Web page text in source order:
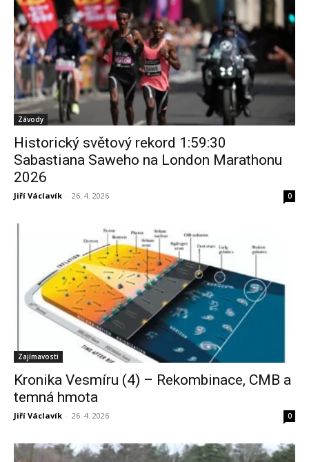
Závody
Historický světový rekord 1:59:30
Sabastiana Saweho na London Marathonu
2026
Jiří Václavík - 26. 4. 2026 0
Zajímavosti
Kronika Vesmíru (4) – Rekombinace, CMB a
temná hmota
Jiří Václavík - 26. 4. 2026 0